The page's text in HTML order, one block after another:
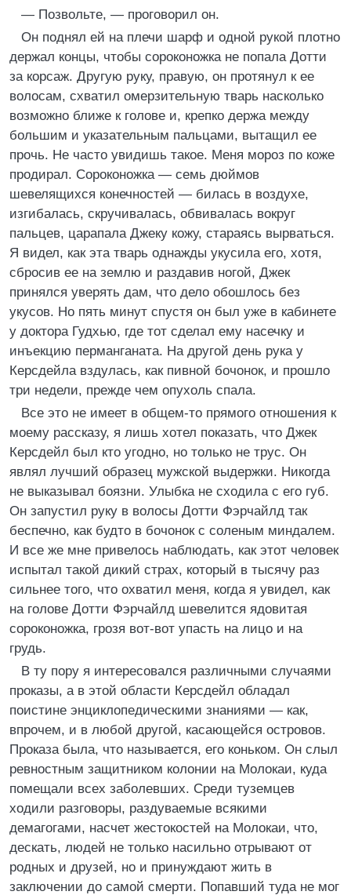
— Позвольте, — проговорил он.
Он поднял ей на плечи шарф и одной рукой плотно
держал концы, чтобы сороконожка не попала Дотти
за корсаж. Другую руку, правую, он протянул к ее
волосам, схватил омерзительную тварь насколько
возможно ближе к голове и, крепко держа между
большим и указательным пальцами, вытащил ее
прочь. Не часто увидишь такое. Меня мороз по коже
продирал. Сороконожка — семь дюймов
шевелящихся конечностей — билась в воздухе,
изгибалась, скручивалась, обвивалась вокруг
пальцев, царапала Джеку кожу, стараясь вырваться.
Я видел, как эта тварь однажды укусила его, хотя,
сбросив ее на землю и раздавив ногой, Джек
принялся уверять дам, что дело обошлось без
укусов. Но пять минут спустя он был уже в кабинете
у доктора Гудхью, где тот сделал ему насечку и
инъекцию перманганата. На другой день рука у
Керсдейла вздулась, как пивной бочонок, и прошло
три недели, прежде чем опухоль спала.
Все это не имеет в общем-то прямого отношения к
моему рассказу, я лишь хотел показать, что Джек
Керсдейл был кто угодно, но только не трус. Он
являл лучший образец мужской выдержки. Никогда
не выказывал боязни. Улыбка не сходила с его губ.
Он запустил руку в волосы Дотти Фэрчайлд так
беспечно, как будто в бочонок с соленым миндалем.
И все же мне привелось наблюдать, как этот человек
испытал такой дикий страх, который в тысячу раз
сильнее того, что охватил меня, когда я увидел, как
на голове Дотти Фэрчайлд шевелится ядовитая
сороконожка, грозя вот-вот упасть на лицо и на
грудь.
В ту пору я интересовался различными случаями
проказы, а в этой области Керсдейл обладал
поистине энциклопедическими знаниями — как,
впрочем, и в любой другой, касающейся островов.
Проказа была, что называется, его коньком. Он слыл
ревностным защитником колонии на Молокаи, куда
помещали всех заболевших. Среди туземцев
ходили разговоры, раздуваемые всякими
демагогами, насчет жестокостей на Молокаи, что,
дескать, людей не только насильно отрывают от
родных и друзей, но и принуждают жить в
заключении до самой смерти. Попавший туда не мог